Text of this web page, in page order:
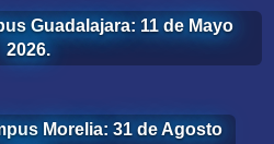
Guadalajara: 11 de Mayo
2026.
Morelia: 31 de Agosto